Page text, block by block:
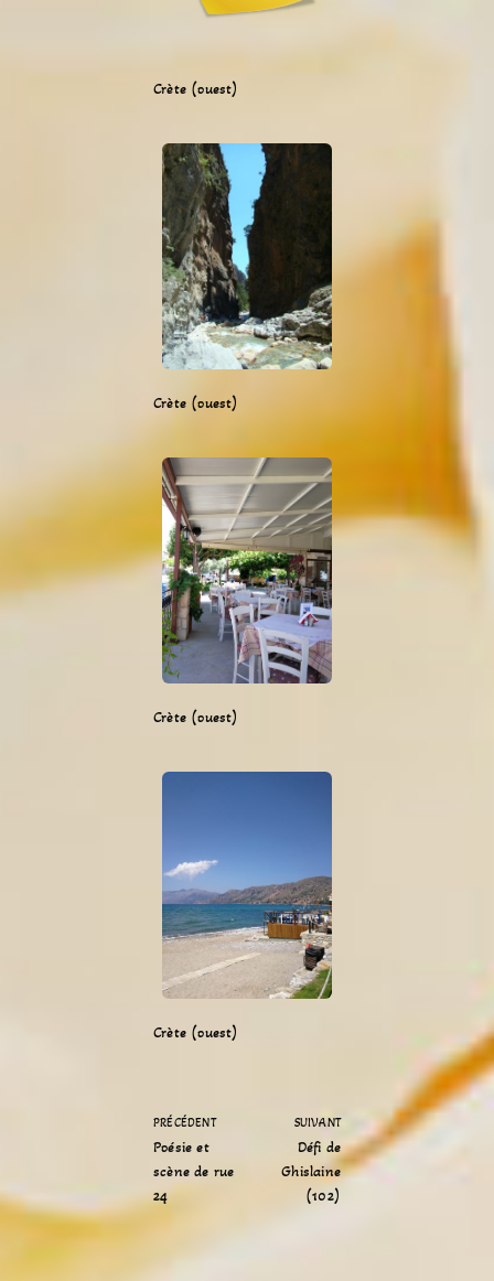
Crète (ouest)
Crète (ouest)
Crète (ouest)
Crète (ouest)
PRÉCÉDENT
Poésie et
scène de rue
24
SUIVANT
Défi de
Ghislaine
(102)